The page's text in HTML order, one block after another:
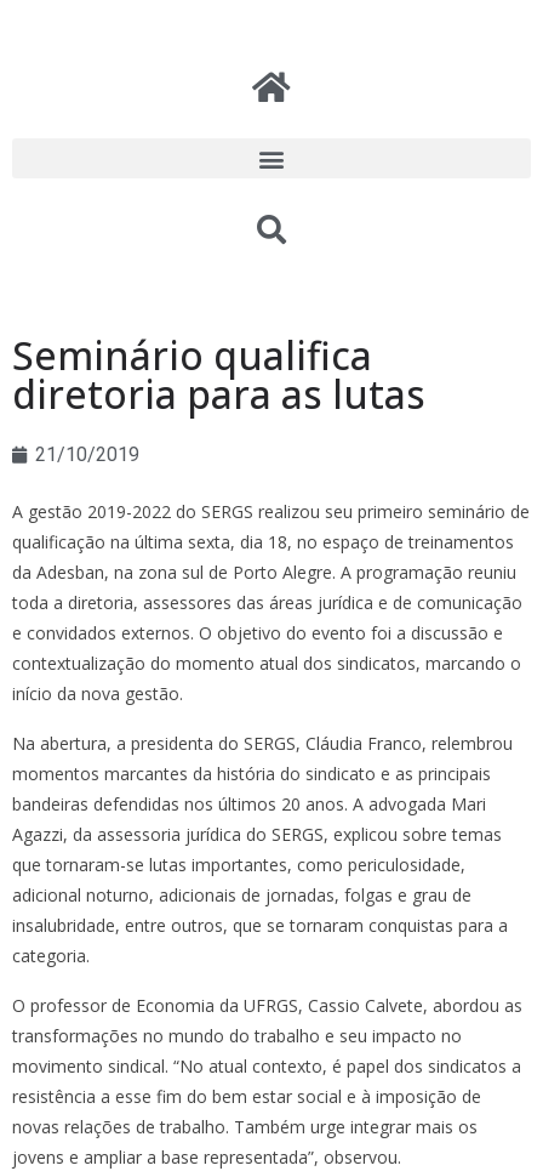
Seminário qualifica
diretoria para as lutas
21/10/2019
A gestão 2019-2022 do SERGS realizou seu primeiro seminário de
qualificação na última sexta, dia 18, no espaço de treinamentos
da Adesban, na zona sul de Porto Alegre. A programação reuniu
toda a diretoria, assessores das áreas jurídica e de comunicação
e convidados externos. O objetivo do evento foi a discussão e
contextualização do momento atual dos sindicatos, marcando o
início da nova gestão.
Na abertura, a presidenta do SERGS, Cláudia Franco, relembrou
momentos marcantes da história do sindicato e as principais
bandeiras defendidas nos últimos 20 anos. A advogada Mari
Agazzi, da assessoria jurídica do SERGS, explicou sobre temas
que tornaram-se lutas importantes, como periculosidade,
adicional noturno, adicionais de jornadas, folgas e grau de
insalubridade, entre outros, que se tornaram conquistas para a
categoria.
O professor de Economia da UFRGS, Cassio Calvete, abordou as
transformações no mundo do trabalho e seu impacto no
movimento sindical. “No atual contexto, é papel dos sindicatos a
resistência a esse fim do bem estar social e à imposição de
novas relações de trabalho. Também urge integrar mais os
jovens e ampliar a base representada”, observou.